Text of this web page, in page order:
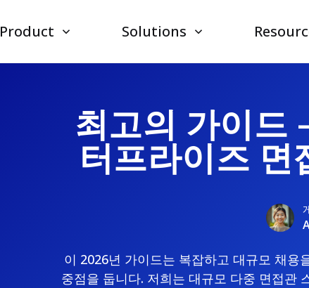
Product Solutions
최고의 가이드
터프라이즈 면
이 2026년 가이드는 복잡하고 대규모 채용
중점을 둡니다. 저희는 대규모 다중 면접관